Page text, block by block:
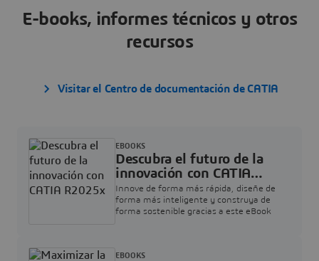
E-books, informes técnicos y otros
recursos
Visitar el Centro de documentación de CATIA
Descubra el futuro de la
innovación con CATIA
R2025x
Innove de forma más rápida, diseñe de
forma más inteligente y construya de
forma sostenible gracias a este eBook
EBOOKS
EBOOKS